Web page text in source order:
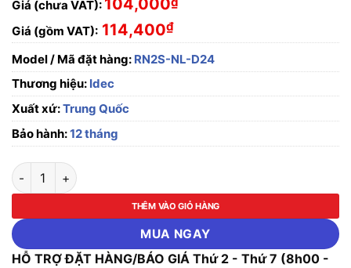
Giá (chưa VAT): 104,000
Giá (gồm VAT): 114,400₫
Model / Mã đặt hàng: RN2S-NL-D24
Thương hiệu: Idec
Xuất xứ:Trung Quốc
Bảo hành:12 tháng
Relay trung gian RN2S series, Idec RN2S-NL-D24, 8 chân
THÊM VÀO GIỎ HÀNG
MUA NGAY
HỖ TRỢ ĐẶT HÀNG/BÁO GIÁ Thứ 2 - Thứ 7 (8h00 -